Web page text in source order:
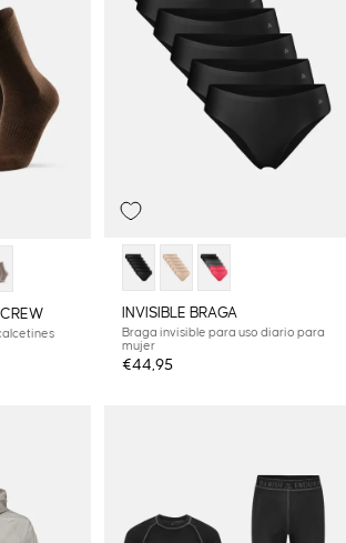
INVISIBLE BRAGA
Braga invisible para uso diario para
mujer
€44,95